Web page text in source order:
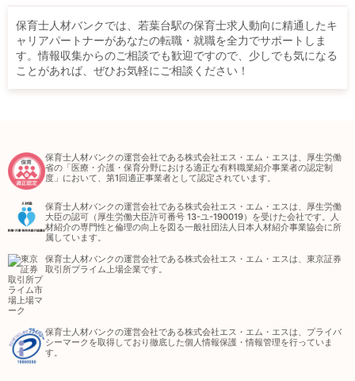
保育士人材バンクでは、若葉台駅の保育士求人動向に精通したキ
ャリアパートナーがあなたの転職・就職を全力でサポートしま
す。情報収集からのご相談でも歓迎ですので、少しでも気になる
ことがあれば、ぜひお気軽にご相談ください！
保育士人材バンクの運営会社である株式会社エス・エム・エスは、厚生労働
省の「医療・介護・保育分野における適正な有料職業紹介事業者の認定制
度」において、第1回適正事業者として認定されています。
保育士人材バンクの運営会社である株式会社エス・エム・エスは、厚生労働
大臣の認可（厚生労働大臣許可番号 13-ユ-190019）を受けた会社です。人
材紹介の専門性と倫理の向上を図る一般社団法人日本人材紹介事業協会に所
属しています。
保育士人材バンクの運営会社である株式会社エス・エム・エスは、東京証券
取引所プライム上場企業です。
保育士人材バンクの運営会社である株式会社エス・エム・エスは、プライバ
シーマークを取得しており徹底した個人情報保護・情報管理を行っていま
す。